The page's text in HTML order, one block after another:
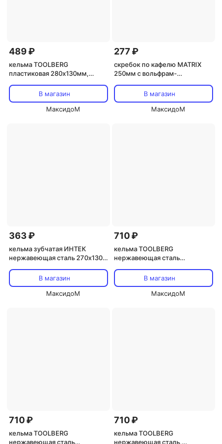
489 ₽
кельма TOOLBERG
пластиковая 280х130мм,
В магазин
МаксидоМ
277 ₽
скребок по кафелю MATRIX
250мм с вольфрам-
В магазин
МаксидоМ
363 ₽
кельма зубчатая ИНТЕК
нержавеющая сталь 270х130
В магазин
МаксидоМ
710 ₽
кельма TOOLBERG
нержавеющая сталь
130х270мм зуб 8х8мм,
арт.1401208
В магазин
МаксидоМ
710 ₽
кельма TOOLBERG
нержавеющая сталь
710 ₽
кельма TOOLBERG
нержавеющая сталь,